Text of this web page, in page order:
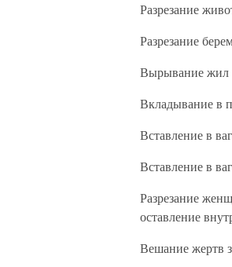
Разрезание
Разрезание
Вырывание жил
Вкладывание в
Вставление в
Вставление в
Разрезание
оставление
Вешание жертв